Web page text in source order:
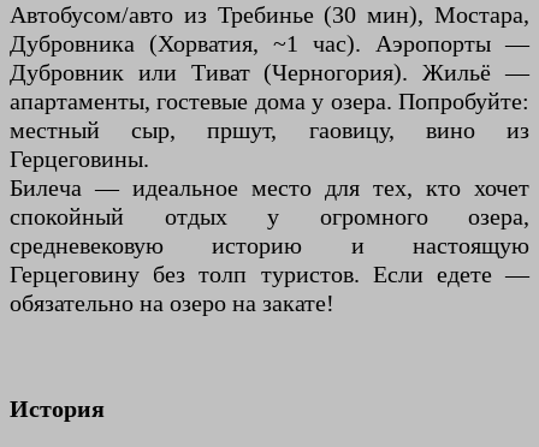
Автобусом/авто из Требинье (30 мин), Мостара,
Дубровника (Хорватия, ~1 час). Аэропорты —
Дубровник или Тиват (Черногория). Жильё —
апартаменты, гостевые дома у озера. Попробуйте:
местный сыр, пршут, гаовицу, вино из
Герцеговины.
Билеча — идеальное место для тех, кто хочет
спокойный отдых у огромного озера,
средневековую историю и настоящую
Герцеговину без толп туристов. Если едете —
обязательно на озеро на закате!
История